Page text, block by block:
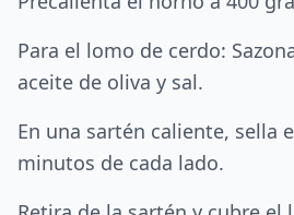
Para el lomo de cerdo:
aceite de oliva y sal.
En una sartén caliente, sella
minutos de cada lado.